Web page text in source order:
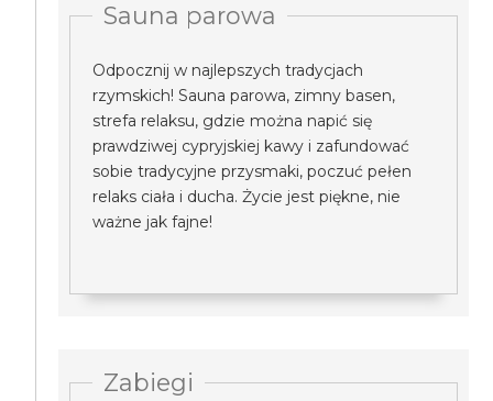
Sauna parowa
Odpocznij w najlepszych tradycjach
rzymskich! Sauna parowa, zimny basen,
strefa relaksu, gdzie można napić się
prawdziwej cypryjskiej kawy i zafundować
sobie tradycyjne przysmaki, poczuć pełen
relaks ciała i ducha. Życie jest piękne, nie
ważne jak fajne!
Zabiegi